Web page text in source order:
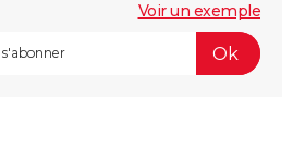
Voir un exemple